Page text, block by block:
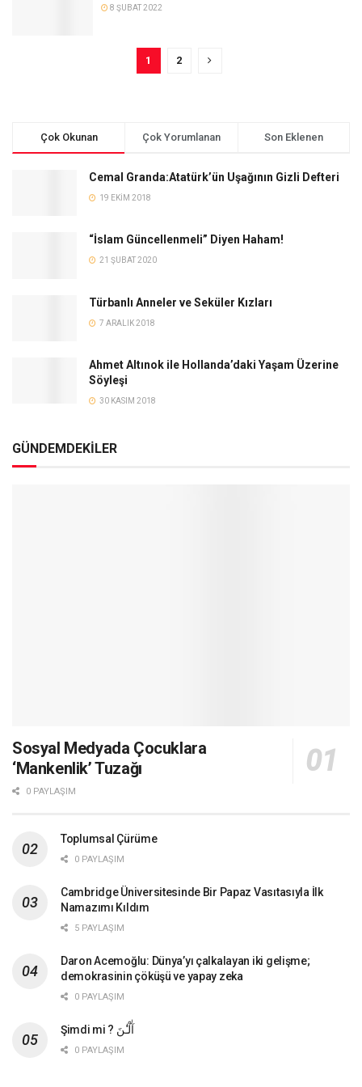
8 ŞUBAT 2022
1 2
Çok Okunan Çok Yorumlanan Son Eklenen
Cemal Granda:Atatürk’ün Uşağının Gizli Defteri
19 EKIM 2018
“İslam Güncellenmeli” Diyen Haham!
21 ŞUBAT 2020
Türbanlı Anneler ve Seküler Kızları
7 ARALIK 2018
Ahmet Altınok ile Hollanda’daki Yaşam Üzerine
Söyleşi
30 KASIM 2018
GÜNDEMDEKİLER
Sosyal Medyada Çocuklara
‘Mankenlik’ Tuzağı
0 PAYLAŞIM
Toplumsal Çürüme
0 PAYLAŞIM
Cambridge Üniversitesinde Bir Papaz Vasıtasıyla İlk
Namazımı Kıldım
5 PAYLAŞIM
Daron Acemoğlu: Dünya’yı çalkalayan iki gelişme;
demokrasinin çöküşü ve yapay zeka
0 PAYLAŞIM
Şimdi mi ? آٰلْـٰٔنَ
0 PAYLAŞIM